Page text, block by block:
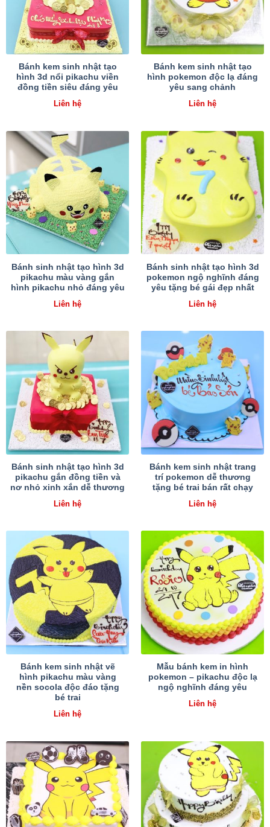
Bánh kem sinh nhật tạo
hình 3d nổi pikachu viền
đồng tiền siêu đáng yêu
Liên hệ
Bánh kem sinh nhật tạo
hình pokemon độc lạ đáng
yêu sang chảnh
Liên hệ
Bánh sinh nhật tạo hình 3d
pikachu màu vàng gắn
hình pikachu nhỏ đáng yêu
Liên hệ
Bánh sinh nhật tạo hình 3d
pokemon ngộ nghĩnh đáng
yêu tặng bé gái đẹp nhất
Liên hệ
Bánh sinh nhật tạo hình 3d
pikachu gắn đồng tiền và
nơ nhỏ xinh xắn dễ thương
Liên hệ
Bánh kem sinh nhật trang
trí pokemon dễ thương
tặng bé trai bán rất chạy
Liên hệ
Bánh kem sinh nhật vẽ
hình pikachu màu vàng
nền socola độc đáo tặng
bé trai
Liên hệ
Mẫu bánh kem in hình
pokemon – pikachu độc lạ
ngộ nghĩnh đáng yêu
Liên hệ